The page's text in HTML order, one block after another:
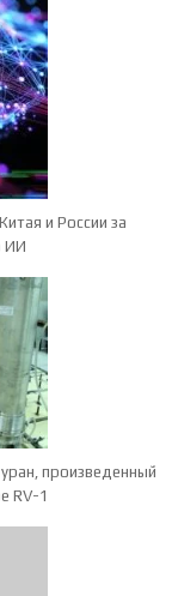
и России за
ИИ
произведенный
RV-1